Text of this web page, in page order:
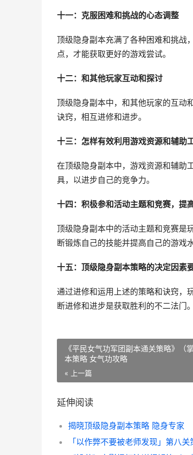
十一：克服困难和挑战的心态调整
顶级隐身副本充满了各种困难和挑战
点，才能获取更好的游戏尝试。
十二：和其他玩家互动和探讨
顶级隐身副本中，和其他玩家的互动
诀窍，相互进修和进步。
十三：怎样有效利用游戏资源和辅助
在顶级隐身副本中，游戏资源和辅助
具，以进步自己的竞争力。
十四：积极参和活动主题和竞赛，提
顶级隐身副本中的活动主题和竞赛是
断锻炼自己的技能并提高自己的游戏水
十五：顶级隐身副本策略的决定因素
通过进修和运用上述的策略和诀窍，
断进修和进步是获取胜利的不二法门
《平民女气功军团副本通关策略》（
本策略 女气功攻略
« 上一篇
延伸阅读
揭晓顶级隐身副本策略 隐身专家